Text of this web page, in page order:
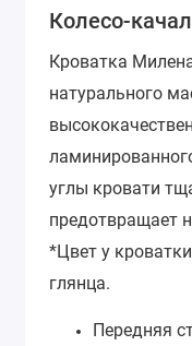
Колесо-
Кроватка
натурального
углы кровати
предотвращает
*Цвет у
глянца.
Передняя